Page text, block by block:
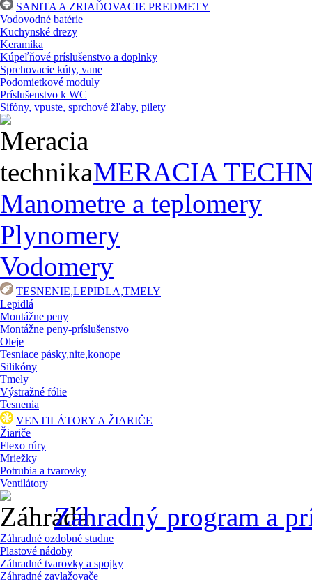
SANITA A ZRIAĎOVACIE PREDMETY
Vodovodné batérie
Kuchynské drezy
Keramika
Kúpeľňové príslušenstvo a doplnky
Sprchovacie kúty, vane
Podomietkové moduly
Príslušenstvo k WC
Sifóny, vpuste, sprchové žľaby, pilety
MERACIA
Manometre a teplomery
Plynomery
Vodomery
TESNENIE,LEPIDLA,TMELY
Lepidlá
Montážne peny
Montážne peny-príslušenstvo
Oleje
Tesniace pásky,nite,konope
Silikóny
Tmely
Výstražné fólie
Tesnenia
VENTILÁTORY A ŽIARIČE
Žiariče
Flexo rúry
Mriežky
Potrubia a tvarovky
Ventilátory
Záhradný program a
Záhradné ozdobné studne
Plastové nádoby
Záhradné tvarovky a spojky
Záhradné zavlažovače